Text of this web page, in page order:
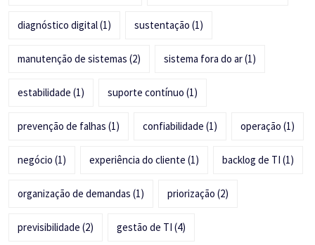
diagnóstico digital(1) sustentação (1)
manutenção de sistemas (2) sistema fora do ar(1)
estabilidade (1) suporte contínuo (1)
prevenção de falhas (1) confiabilidade (1) operação (1)
negócio (1) experiência do cliente (1) backlog de TI (1)
organização de demandas (1) priorização (2)
previsibilidade (2) gestão de TI (4)